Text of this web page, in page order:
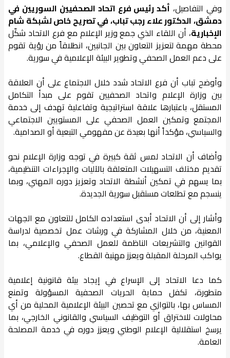
وفي التفاصيل، أكد رئيس فرع اتحاد الصحفيين السوريين في
دمشق، الدكتور علاء رجب تباب، في تصريح خاص لشبكة شام
الإخبارية، أن اللقاء الذي جمع وزير الإعلام مع فرع الاتحاد شكّل
محطة مهمة لتعزيز التعاون بين الجانبين، انطلاقاً من رؤية تقوم
على دعم العمل الصحفي وتطوير البيئة الإعلامية في سورية.
وأوضح تباب أن فرع الاتحاد شدد خلال الاجتماع على أن العلاقة
بين وزارة الإعلام واتحاد الصحفيين تقوم على مبدأ التكامل
المستقل، باعتبارها علاقة استراتيجية وتفاعلية تهدف إلى خدمة
المجتمع وتمكين العمل الصحفي على المستويين الاجتماعي
والسياسي، مؤكداً أنها بعيدة عن مفهومي التبعية أو الصدامية.
وأضاف أن الاتحاد لمس ثقة كبيرة في توجه وزارة الإعلام نحو
تقديم مختلف التسهيلات المتعلقة بالآليات والإجراءات التنظيمية،
بما يسهم في تمكين أنشطة الاتحاد وتعزيز دوره المهني، وبما
ينسجم مع تطلعات مستقبل سورية الجديدة.
وأشار إلى أن الاتحاد أبدى استعداده الكامل للتعاون مع الجهات
المعنية، من خلال المشاركة في ورشات عمل تخصصية لدراسة
القوانين والتشريعات الناظمة للعمل الصحفي والإعلامي، بما
يواكب المرحلة المقبلة ويعزز مهنية القطاع.
كما دعا الاتحاد إلى الإسراع في إيجاد بيئة قانونية إعلامية
متطورة، تكفل حماية الحريات الصحفية المسؤولة وتمنع
المساس بها، بالتوازي مع تحصين البيئة الإعلامية المحلية من أي
محاولات للاختراق أو التوظيف السياسي والقانوني الخارجي، بما
يرسخ استقلالية الإعلام الوطني ويعزز دوره في خدمة المصلحة
العامة.